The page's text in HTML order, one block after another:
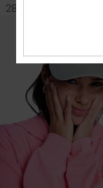
28,00 €